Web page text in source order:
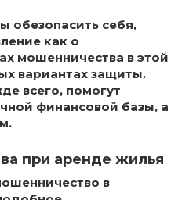
обезопасить себя,
как о
мошенничества в этой
вариантах защиты.
всего, помогут
финансовой базы, а
при аренде жилья
в